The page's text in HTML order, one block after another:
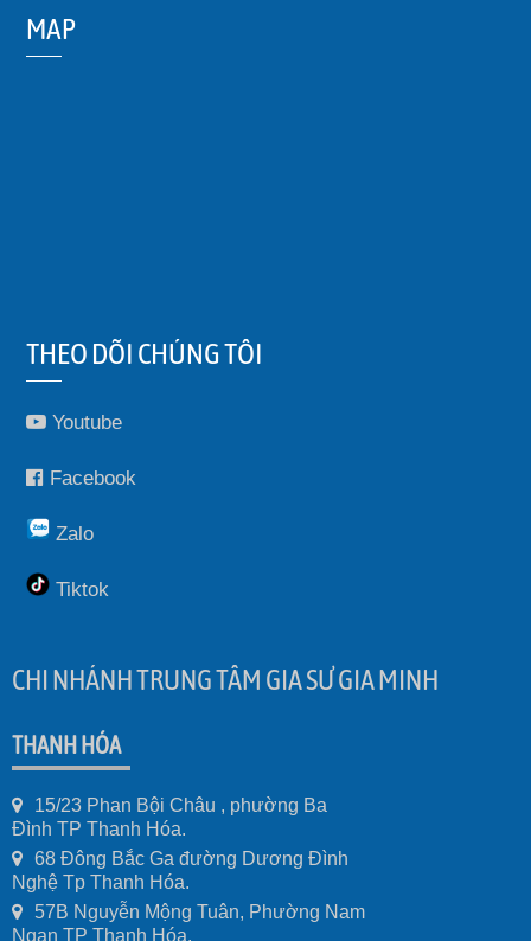
MAP
THEO DÕI CHÚNG TÔI
Youtube
Facebook
Zalo
Tiktok
CHI NHÁNH TRUNG TÂM GIA SƯ GIA MINH
THANH HÓA
15/23 Phan Bội Châu , phường Ba
Đình TP Thanh Hóa.
68 Đông Bắc Ga đường Dương Đình
Nghệ Tp Thanh Hóa.
57B Nguyễn Mộng Tuân, Phường Nam
Ngạn TP Thanh Hóa.